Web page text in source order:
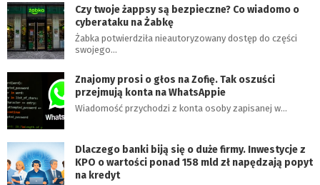
Czy twoje żappsy są bezpieczne? Co wiadomo o
cyberataku na Żabkę
Żabka potwierdziła nieautoryzowany dostęp do części
swojego…
Znajomy prosi o głos na Zofię. Tak oszuści
przejmują konta na WhatsAppie
Wiadomość przychodzi z konta osoby zapisanej w…
Dlaczego banki biją się o duże firmy. Inwestycje z
KPO o wartości ponad 158 mld zł napędzają popyt
na kredyt